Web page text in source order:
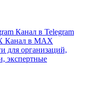
Канал в Telegram
Канал в MAX